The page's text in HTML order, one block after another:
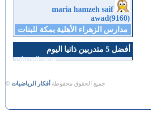
maria hamzeh saif
awad(9160)
مدارس الزهراء الأهلية بمكة للبنات
أفضل 5 متدربين ذاتيا اليوم
عرض التدريبات
جميع الحقوق محفوظة أفكار الرياضيات ©